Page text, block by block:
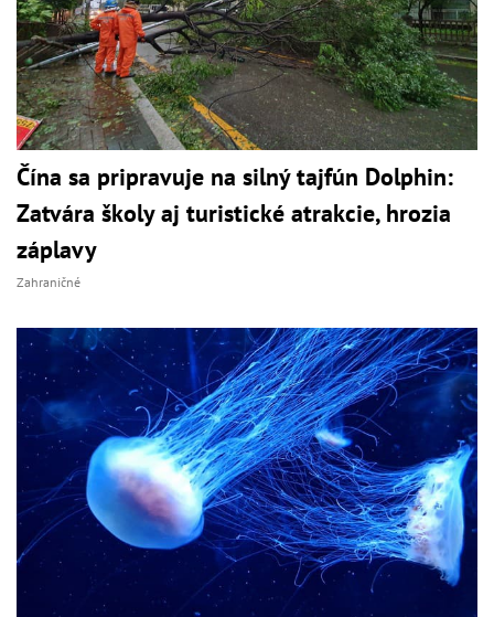
Čína sa pripravuje na silný tajfún Dolphin:
Zatvára školy aj turistické atrakcie, hrozia
záplavy
Zahraničné